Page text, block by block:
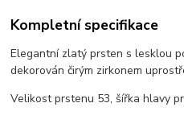
Kompletní specifikace
Elegantní zlatý prsten s lesklou
dekorován čirým zirkonem
Velikost prstenu 53, šířka hlavy